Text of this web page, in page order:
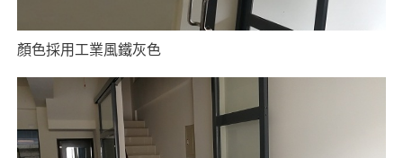
顏色採用工業風鐵灰色